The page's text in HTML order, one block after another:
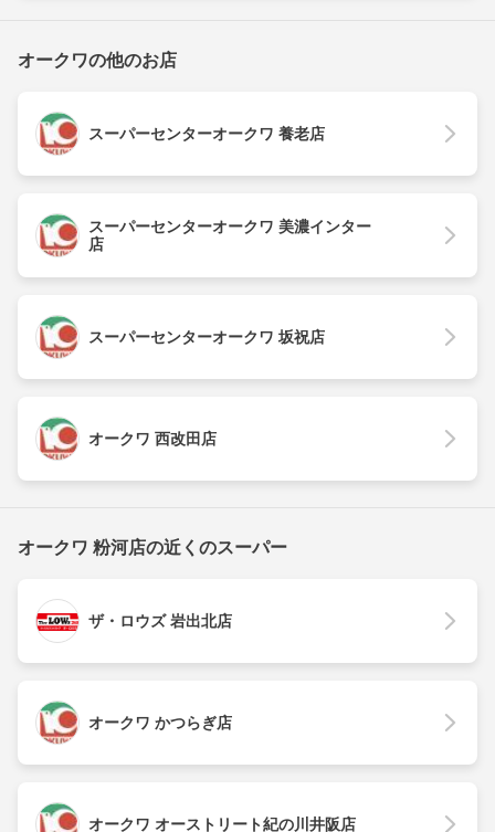
オークワの他のお店
スーパーセンターオークワ 養老店
スーパーセンターオークワ 美濃インター
店
スーパーセンターオークワ 坂祝店
オークワ 西改田店
オークワ 粉河店の近くのスーパー
ザ・ロウズ 岩出北店
オークワ かつらぎ店
オークワ オーストリート紀の川井阪店